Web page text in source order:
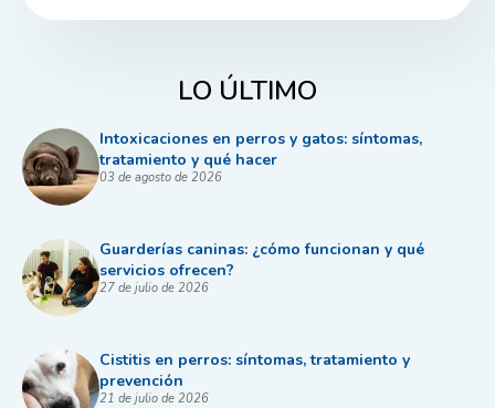
LO ÚLTIMO
Intoxicaciones en perros y gatos: síntomas,
tratamiento y qué hacer
03 de agosto de 2026
Guarderías caninas: ¿cómo funcionan y qué
servicios ofrecen?
27 de julio de 2026
Cistitis en perros: síntomas, tratamiento y
prevención
21 de julio de 2026